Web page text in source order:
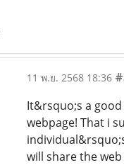
11 พ.ย. 2568 18:36
It&rsquo;s a
webpage! That i
will share the